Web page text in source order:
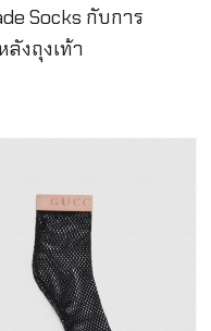
Socks กับการ
งถุงเท้า